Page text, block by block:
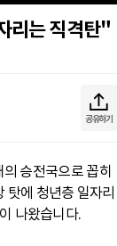
리는 직격탄"
공유하기
승전국으로 꼽히
탓에 청년층 일자리
나왔습니다.